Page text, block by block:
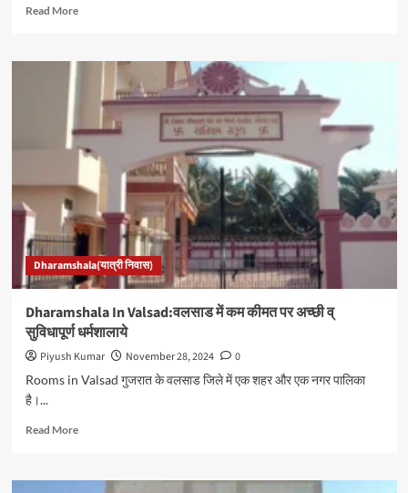
Read MoreRead
Dharamshala
Bareilly:कम
पर
अच्छी
सुविधापूर्ण
धर्मशालाये
Dharamshala(यात्री निवास)
Dharamshala In Valsad:वलसाड में कम कीमत पर अच्छी व्
सुविधापूर्ण धर्मशालाये
Piyush Kumar November 28, 2024
0
Rooms in Valsad गुजरात के वलसाड जिले में एक शहर और एक नगर पालिका
है।...
Read MoreRead
Dharamshala